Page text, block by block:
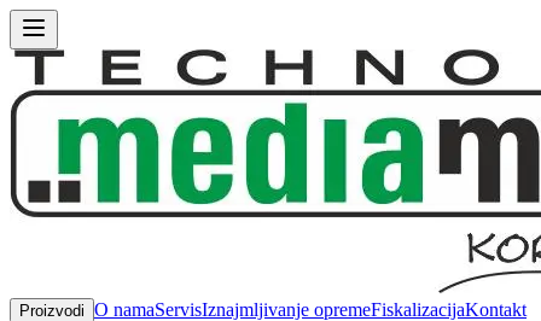
Proizvodi O namaServisIznajmljivanje opremeFiskalizacijaKontakt